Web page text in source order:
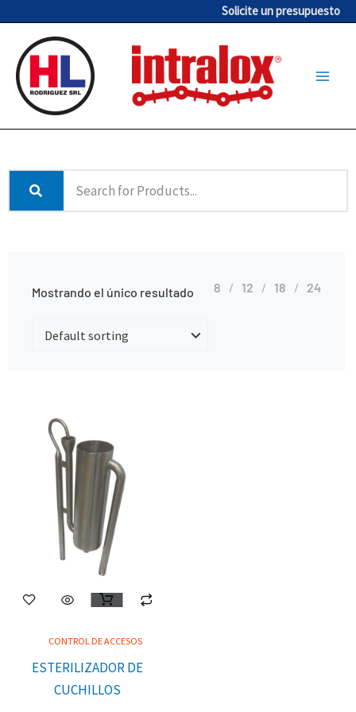
contenido
Solicite un presupuesto
Mostrando el único resultado 8 12 18 24
CONTROL DE ACCESOS
ESTERILIZADOR DE
CUCHILLOS